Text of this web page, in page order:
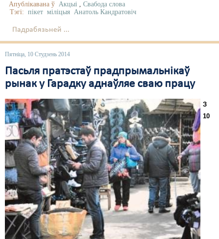
Апублікавана ў Акцыі , Свабода слова
Тэгі: пікет міліцыя Анатоль Кандратовіч
Падрабязьней ...
Пятніца, 10 Студзень 2014
Пасьля пратэстаў прадпрымальнікаў
рынак у Гарадку аднаўляе сваю працу
З
10